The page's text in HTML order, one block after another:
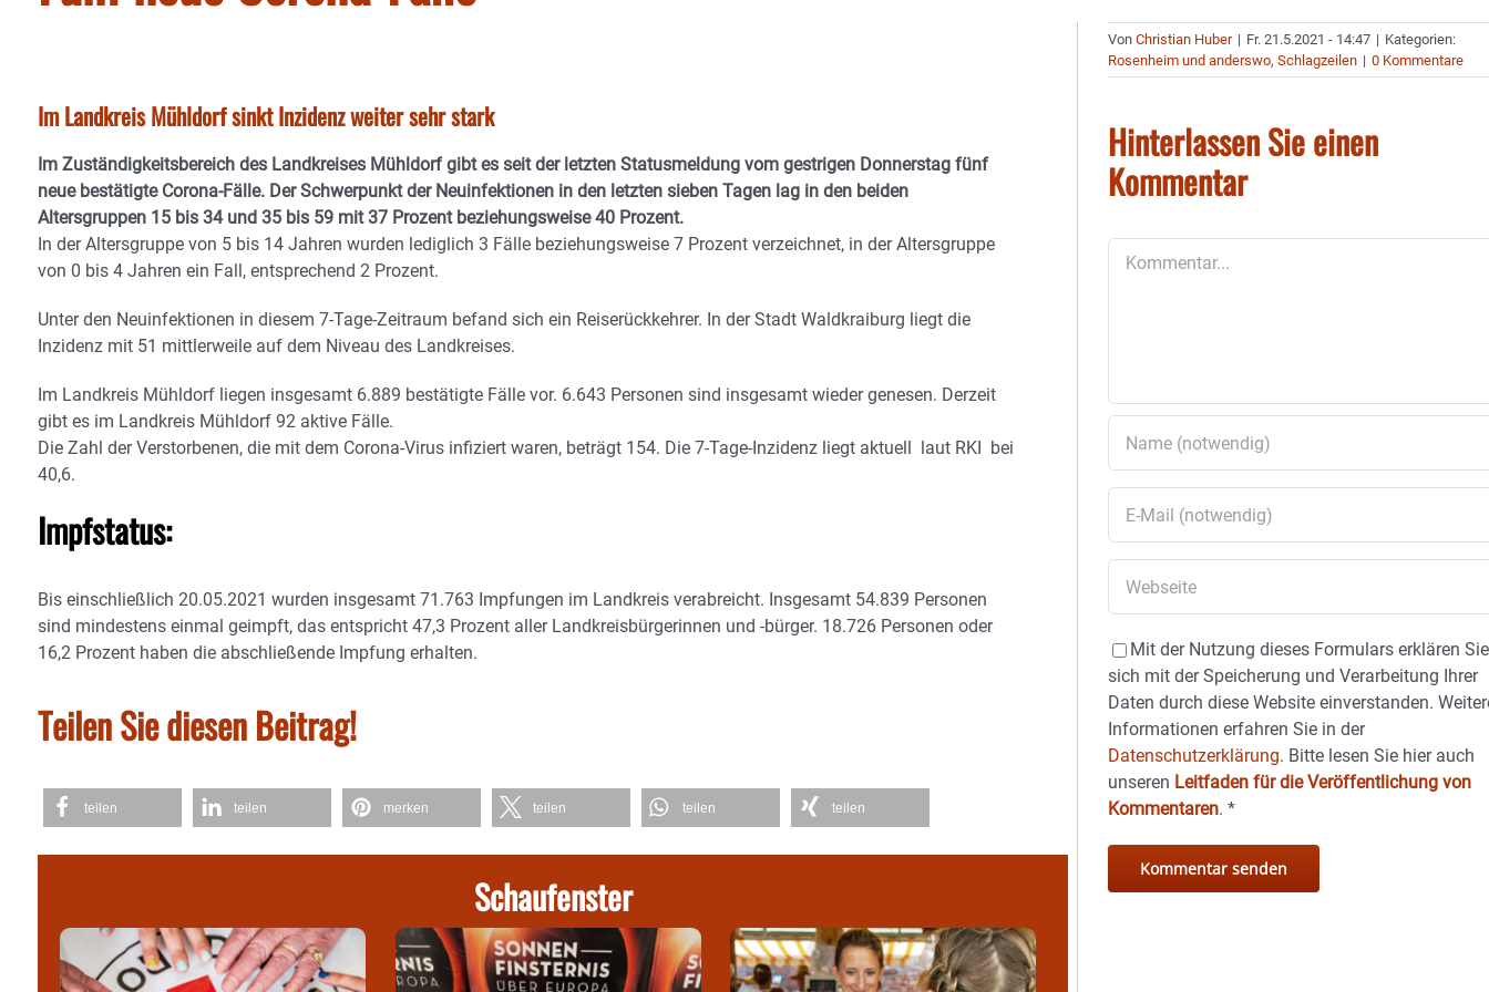
Im Landkreis Mühldorf sinkt Inzidenz weiter sehr stark
Im Zuständigkeitsbereich des Landkreises Mühldorf gibt es seit der letzten Statusmeldung vom gestrigen Donnerstag fünf
neue bestätigte Corona-Fälle. Der Schwerpunkt der Neuinfektionen in den letzten sieben Tagen lag in den beiden
Altersgruppen 15 bis 34 und 35 bis 59 mit 37 Prozent beziehungsweise 40 Prozent.
In der Altersgruppe von 5 bis 14 Jahren wurden lediglich 3 Fälle beziehungsweise 7 Prozent verzeichnet, in der Altersgruppe
von 0 bis 4 Jahren ein Fall, entsprechend 2 Prozent.
Unter den Neuinfektionen in diesem 7-Tage-Zeitraum befand sich ein Reiserückkehrer. In der Stadt Waldkraiburg liegt die
Inzidenz mit 51 mittlerweile auf dem Niveau des Landkreises.
Im Landkreis Mühldorf liegen insgesamt 6.889 bestätigte Fälle vor. 6.643 Personen sind insgesamt wieder genesen. Derzeit
gibt es im Landkreis Mühldorf 92 aktive Fälle.
Die Zahl der Verstorbenen, die mit dem Corona-Virus infiziert waren, beträgt 154. Die 7-Tage-Inzidenz liegt aktuell laut RKI bei
40,6.
Impfstatus:
Bis einschließlich 20.05.2021 wurden insgesamt 71.763 Impfungen im Landkreis verabreicht. Insgesamt 54.839 Personen
sind mindestens einmal geimpft, das entspricht 47,3 Prozent aller Landkreisbürgerinnen und -bürger. 18.726 Personen oder
16,2 Prozent haben die abschließende Impfung erhalten.
Teilen Sie diesen Beitrag!
teilen teilen merken teilen teilen teilen
Schaufenster
VonChristian Huber | Fr. 21.5.2021 - 14:47 | Kategorien:
Rosenheim und anderswo,Schlagzeilen | 0 Kommentare
Hinterlassen Sie einen
Kommentar
Mit der Nutzung dieses Formulars erklären Sie
sich mit der Speicherung und Verarbeitung Ihrer
Daten durch diese Website einverstanden.
Informationen erfahren Sie in der
Datenschutzerklärung. Bitte lesen Sie hier auch
unseren Leitfaden für die Veröffentlichung von
Kommentaren.*